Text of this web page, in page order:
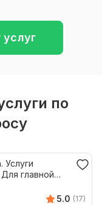
по
Услуги
главной
5.0 (17)